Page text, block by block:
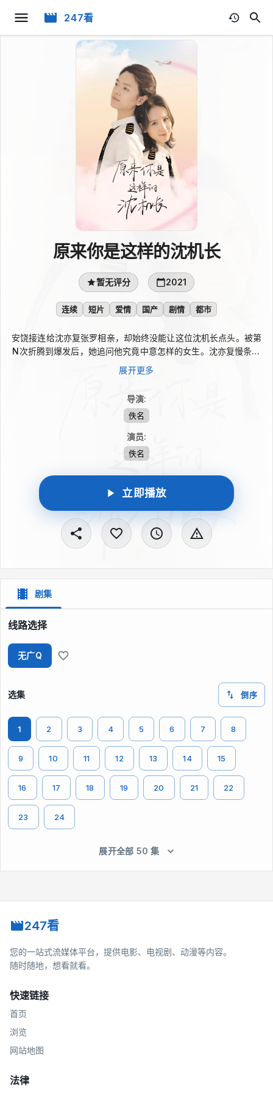
247看
原来你是这样的沈机长
暂无评分 2021
连续 短片 爱情 国产 剧情 都市
安饶接连给沈亦复张罗相亲，却始终没能让这位沈机长点头。被第
N次折腾到爆发后，她追问他究竟中意怎样的女生。沈亦复慢条斯
理地列出眼大、鼻挺、长发、身材匀称、身高一米六八，最好还是
飞行员等条件，听来处处指向安饶。想到两人十年来的积怨，她认
住，亲口让他认栽。
展开更多
导演:
佚名
演员:
佚名
立即播放
剧集
线路选择
无广Q
选集 倒序
1 2 3 4 5 6 7 8
9 10 11 12 13 14 15
16 17 18 19 20 21 22
23 24
展开全部 50 集
247看
您的一站式流媒体平台，提供电影、电视剧、动漫等内容。
随时随地，想看就看。
快速链接
首页
浏览
网站地图
法律